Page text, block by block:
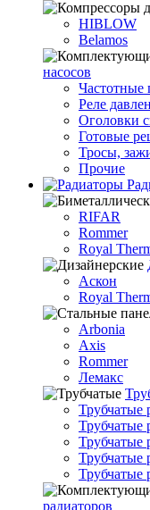
HIBLOW
Belamos
насосов
Частотные
Реле
Оголовки
Готовые
Тросы,
Прочие
RIFAR
Rommer
Royal
Аскон
Royal
Arbonia
Axis
Rommer
Лемакс
Трубчатые
Трубчатые
Трубчатые
Трубчатые
Трубчатые
радиаторов